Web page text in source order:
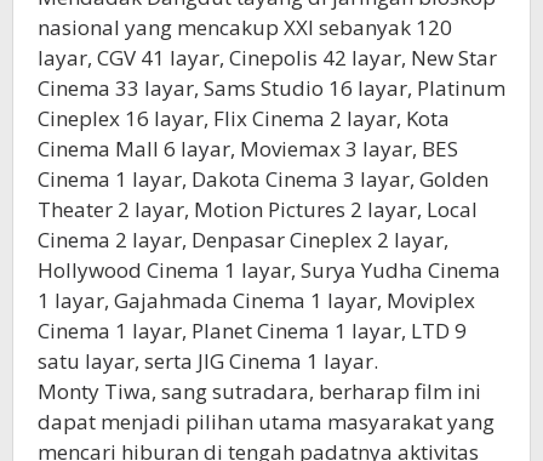
nasional yang mencakup XXI sebanyak 120
layar, CGV 41 layar, Cinepolis 42 layar, New Star
Cinema 33 layar, Sams Studio 16 layar, Platinum
Cineplex 16 layar, Flix Cinema 2 layar, Kota
Cinema Mall 6 layar, Moviemax 3 layar, BES
Cinema 1 layar, Dakota Cinema 3 layar, Golden
Theater 2 layar, Motion Pictures 2 layar, Local
Cinema 2 layar, Denpasar Cineplex 2 layar,
Hollywood Cinema 1 layar, Surya Yudha Cinema
1 layar, Gajahmada Cinema 1 layar, Moviplex
Cinema 1 layar, Planet Cinema 1 layar, LTD 9
satu layar, serta JIG Cinema 1 layar.
Monty Tiwa, sang sutradara, berharap film ini
dapat menjadi pilihan utama masyarakat yang
mencari hiburan di tengah padatnya aktivitas